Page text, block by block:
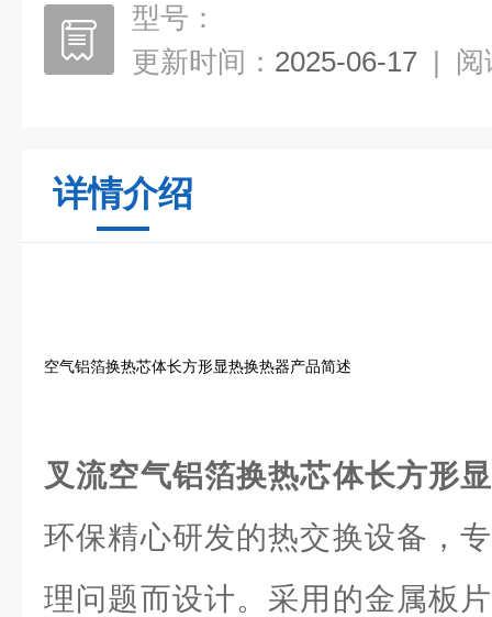
型号：
更新时间： 2025-06-17 | 阅
详情介绍
空气铝箔换热芯体长方形显热换热器产品简述
叉流空气铝箔换热芯体长方形
环保精心研发的热交换设备，
理问题而设计。采用的金属板